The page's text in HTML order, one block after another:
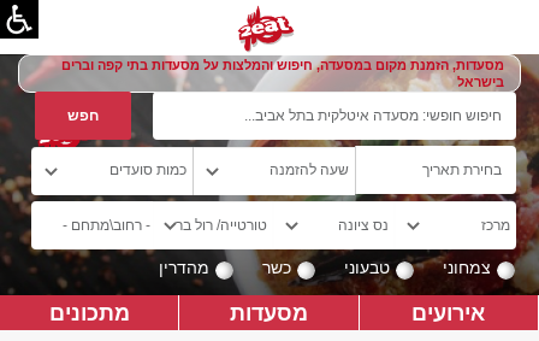
מסעדות, הזמנת מקום במסעדה, חיפוש והמלצות על מסעדות בתי קפה וברים
בישראל
צמחוני טבעוני כשר מהדרין
אירועים מסעדות מתכונים